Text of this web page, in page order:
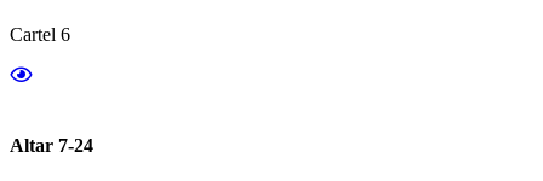
Cartel 6
Altar 7-24